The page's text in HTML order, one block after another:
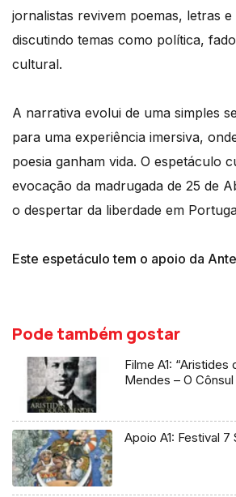
jornalistas revivem poemas, letras e
discutindo temas como política,
cultural.
A narrativa evolui de uma simples
para uma experiência imersiva,
poesia ganham vida. O espetáculo
evocação da madrugada de 25 de
o despertar da liberdade em
Este espetáculo tem o apoio da
Pode também gostar
Filme A1: “Aristides
Mendes – O
Apoio A1: Festival 7